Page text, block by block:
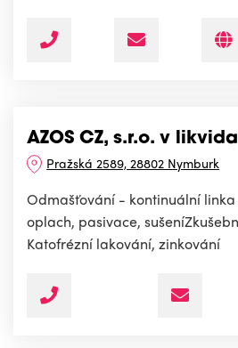
AZOS CZ, s.r.o. v
Pražská 2589, 28802 Nymburk
Odmašťování - kontinuální
oplach, pasivace,
Katofrézní lakování, zinkování